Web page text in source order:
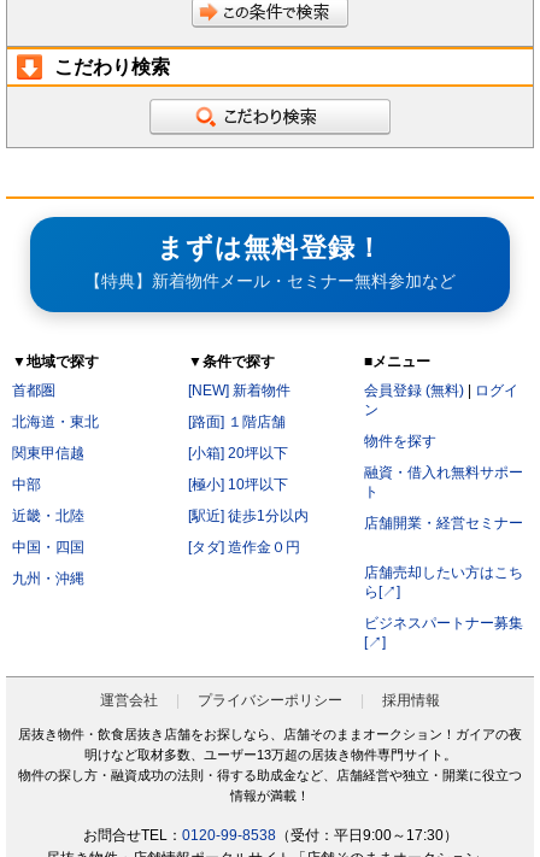
こだわり検索
まずは無料登録！
【特典】新着物件メール・セミナー無料参加など
▼地域で探す
首都圏
北海道・東北
関東甲信越
中部
近畿・北陸
中国・四国
九州・沖縄
▼条件で探す
[NEW] 新着物件
[路面] １階店舗
[小箱] 20坪以下
[極小] 10坪以下
[駅近] 徒歩1分以内
[タダ] 造作金０円
■メニュー
会員登録 (無料)
ログイ
ン
物件を探す
融資・借入れ無料サポー
ト
店舗開業・経営セミナー
店舗売却したい方はこち
ら[↗]
ビジネスパートナー募集
[↗]
運営会社 プライバシーポリシー 採用情報
居抜き物件・飲食居抜き店舗をお探しなら、店舗そのままオークション！ガイアの夜
明けなど取材多数、ユーザー13万超の居抜き物件専門サイト。
物件の探し方・融資成功の法則・得する助成金など、店舗経営や独立・開業に役立つ
情報が満載！
お問合せTEL： 0120-99-8538（受付：平日9:00～17:30）